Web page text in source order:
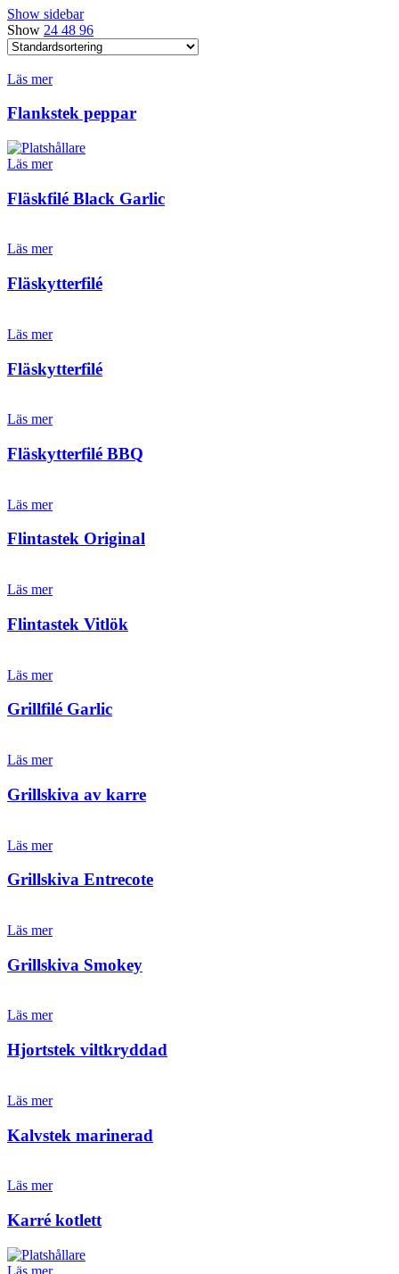
Show sidebar
Show 24 48 96
Läs mer
Flankstek peppar
Läs mer
Fläskfilé Black Garlic
Läs mer
Fläskytterfilé
Läs mer
Fläskytterfilé
Läs mer
Fläskytterfilé BBQ
Läs mer
Flintastek Original
Läs mer
Flintastek Vitlök
Läs mer
Grillfilé Garlic
Läs mer
Grillskiva av karre
Läs mer
Grillskiva Entrecote
Läs mer
Grillskiva Smokey
Läs mer
Hjortstek viltkryddad
Läs mer
Kalvstek marinerad
Läs mer
Karré kotlett
Läs mer